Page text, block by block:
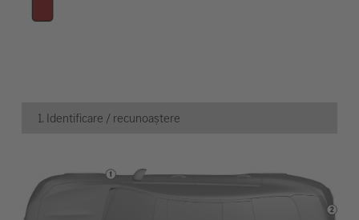
1. Identificare / recunoaștere